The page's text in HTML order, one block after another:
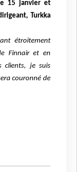
15 janvier et
Turkka
étroitement
Finnair et en
clients, je suis
couronné de